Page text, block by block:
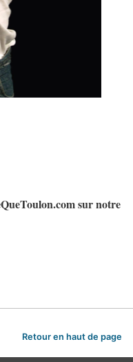
sur notre
Retour en haut de page